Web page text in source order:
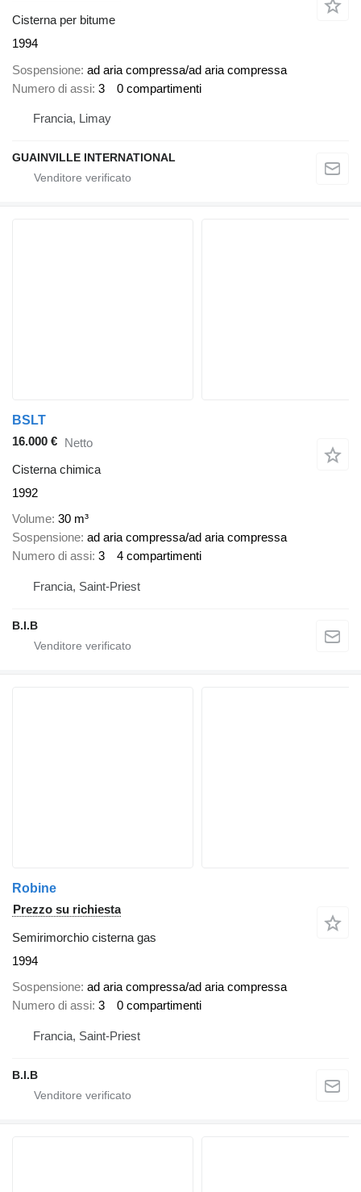
Cisterna per bitume
1994
Sospensione ad aria compressa/ad aria compressa
Numero di assi 3 0 compartimenti
Francia, Limay
GUAINVILLE INTERNATIONAL
BSLT
16.000 € Netto
Cisterna chimica
1992
Volume 30 m³
Sospensione ad aria compressa/ad aria compressa
Numero di assi 3 4 compartimenti
Francia, Saint-Priest
B.I.B
Robine
Prezzo su richiesta
Semirimorchio cisterna gas
1994
Sospensione ad aria compressa/ad aria compressa
Numero di assi 3 0 compartimenti
Francia, Saint-Priest
B.I.B